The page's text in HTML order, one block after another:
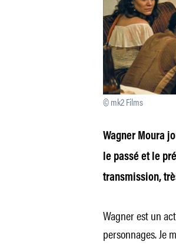
© mk2 Films
Wagner Moura
le passé et le
transmission,
Wagner est un
personnages. Je